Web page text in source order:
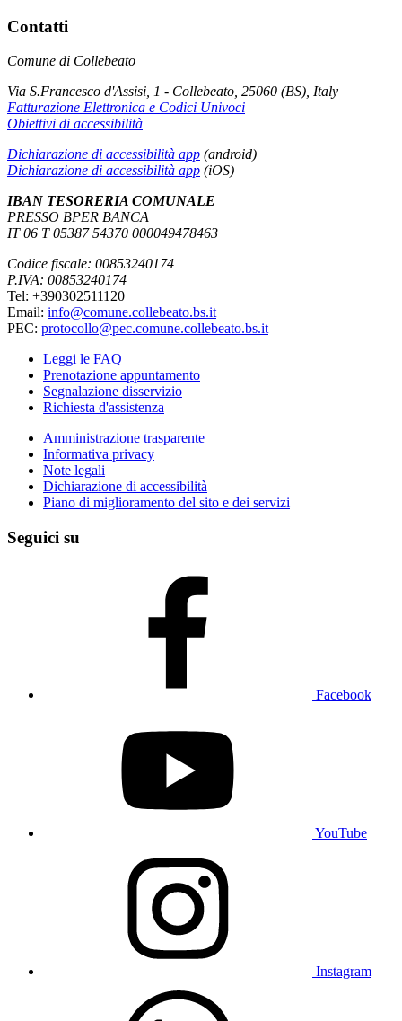
Contatti
Comune di Collebeato
Via S.Francesco d'Assisi, 1 - Collebeato, 25060 (BS), Italy
Fatturazione Elettronica e Codici Univoci
Obiettivi di accessibilità
Dichiarazione di accessibilità app (android)
Dichiarazione di accessibilità app (iOS)
IBAN TESORERIA COMUNALE
PRESSO BPER BANCA
IT 06 T 05387 54370 000049478463
Codice fiscale: 00853240174
P.IVA: 00853240174
Tel: +390302511120
Email: info@comune.collebeato.bs.it
PEC: protocollo@pec.comune.collebeato.bs.it
Leggi le FAQ
Prenotazione appuntamento
Segnalazione disservizio
Richiesta d'assistenza
Amministrazione trasparente
Informativa privacy
Note legali
Dichiarazione di accessibilità
Piano di miglioramento del sito e dei servizi
Seguici su
Facebook
YouTube
Instagram